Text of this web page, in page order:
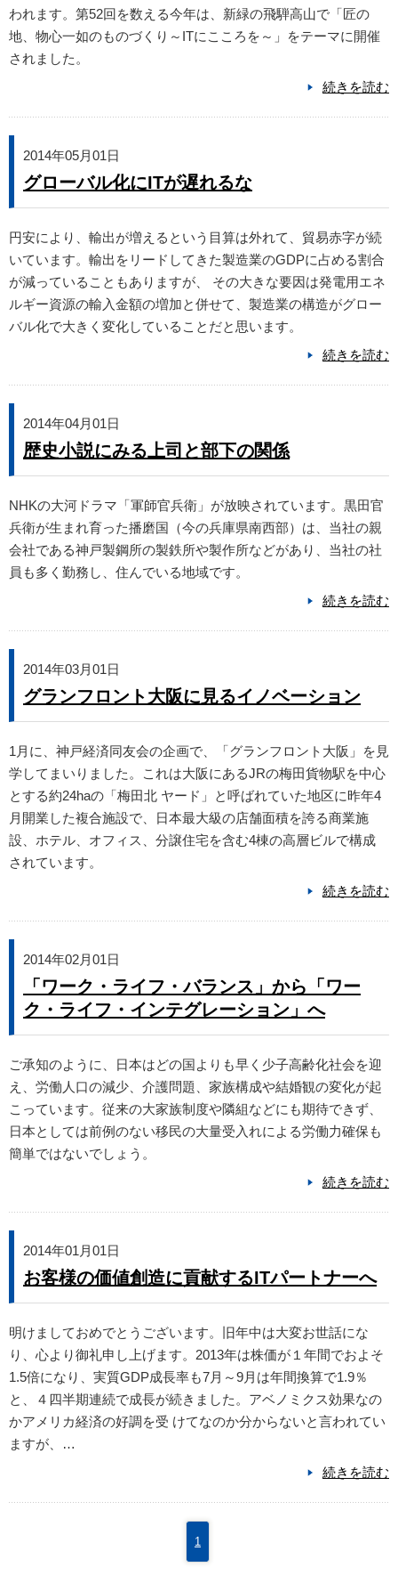
われます。第52回を数える今年は、新緑の飛騨高山で「匠の
地、物心一如のものづくり～ITにこころを～」をテーマに開催
されました。
続きを読む
2014年05月01日
グローバル化にITが遅れるな
円安により、輸出が増えるという目算は外れて、貿易赤字が続
いています。輸出をリードしてきた製造業のGDPに占める割合
が減っていることもありますが、 その大きな要因は発電用エネ
ルギー資源の輸入金額の増加と併せて、製造業の構造がグロー
バル化で大きく変化していることだと思います。
続きを読む
2014年04月01日
歴史小説にみる上司と部下の関係
NHKの大河ドラマ「軍師官兵衛」が放映されています。黒田官
兵衛が生まれ育った播磨国（今の兵庫県南西部）は、当社の親
会社である神戸製鋼所の製鉄所や製作所などがあり、当社の社
員も多く勤務し、住んでいる地域です。
続きを読む
2014年03月01日
グランフロント大阪に見るイノベーション
1月に、神戸経済同友会の企画で、「グランフロント大阪」を見
学してまいりました。これは大阪にあるJRの梅田貨物駅を中心
とする約24haの「梅田北 ヤード」と呼ばれていた地区に昨年4
月開業した複合施設で、日本最大級の店舗面積を誇る商業施
設、ホテル、オフィス、分譲住宅を含む4棟の高層ビルで構成
されています。
続きを読む
2014年02月01日
「ワーク・ライフ・バランス」から「ワー
ク・ライフ・インテグレーション」へ
ご承知のように、日本はどの国よりも早く少子高齢化社会を迎
え、労働人口の減少、介護問題、家族構成や結婚観の変化が起
こっています。従来の大家族制度や隣組などにも期待できず、
日本としては前例のない移民の大量受入れによる労働力確保も
簡単ではないでしょう。
続きを読む
2014年01月01日
お客様の価値創造に貢献するITパートナーへ
明けましておめでとうございます。旧年中は大変お世話にな
り、心より御礼申し上げます。2013年は株価が１年間でおよそ
1.5倍になり、実質GDP成長率も7月～9月は年間換算で1.9％
と、４四半期連続で成長が続きました。アベノミクス効果なの
かアメリカ経済の好調を受 けてなのか分からないと言われてい
ますが、…
続きを読む
1